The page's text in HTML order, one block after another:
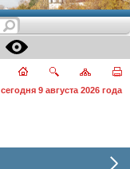
сегодня 9 августа 2026 года